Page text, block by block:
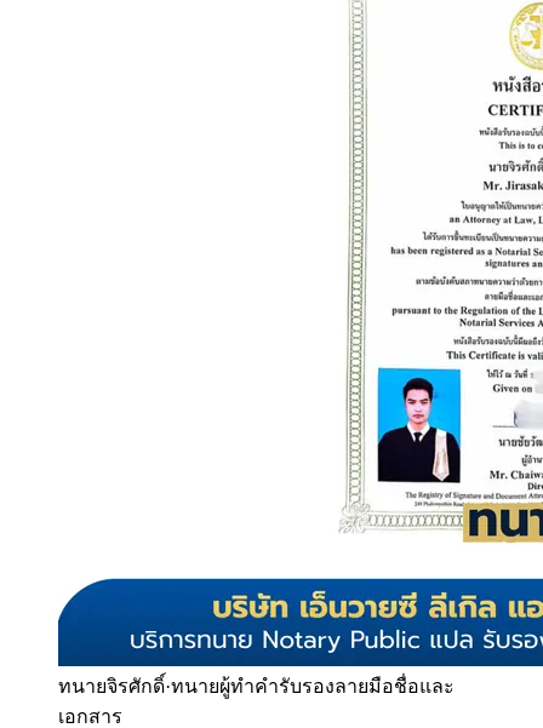
ทนายจิรศักดิ์·ทนายผู้ทำคำรับรองลายมือชื่อและ
เอกสาร